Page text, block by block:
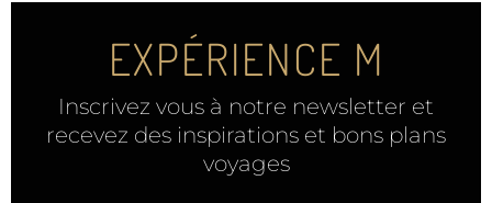
EXPÉRIENCE M
Inscrivez vous à notre newsletter et
recevez des inspirations et bons plans
voyages